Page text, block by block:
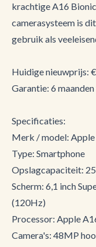
krachtige A16
camerasysteem is
gebruik als
Huidige nieuwprijs:
Garantie: 6
Specificaties:
Merk / model: Apple
Type: Smartphone
Opslagcapaciteit:
Scherm: 6,1 inch
(120Hz)
Processor: Apple
Camera's: 48MP